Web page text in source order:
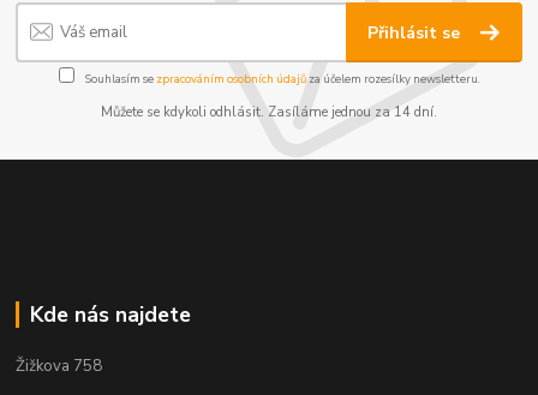
Přihlásit se
Souhlasím se zpracováním osobních údajůza účelem rozesílky newsletteru.
Můžete se kdykoli odhlásit. Zasíláme jednou za 14 dní.
Kde nás najdete
Žižkova 758